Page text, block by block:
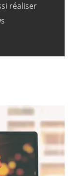
réaliser